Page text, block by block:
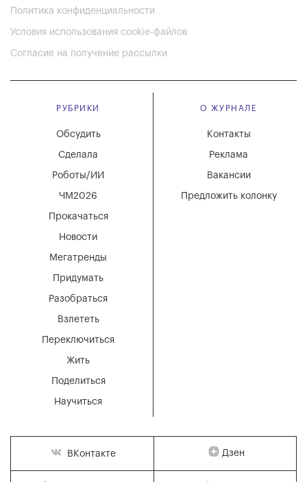
Политика конфиденциальности
Условия использования cookie-файлов
Согласие на получение рассылки
РУБРИКИ
Мегатренды
Придумать
Разобраться
Взлететь
Новости
Переключиться
Жить
Поделиться
Научиться
Обсудить
Сделала
Роботы/ИИ
ЧМ2026
Прокачаться
О ЖУРНАЛЕ
Вакансии
Реклама
Контакты
Предложить колонку
ВКонтакте Дзен